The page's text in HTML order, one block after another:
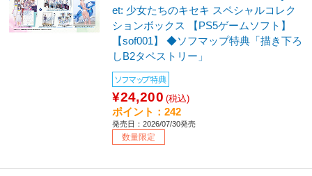
et: 少女たちのキセキ スペシャルコレク
ションボックス 【PS5ゲームソフト】
【sof001】 ◆ソフマップ特典「描き下ろ
しB2タペストリー」
ソフマップ特典
¥24,200 (税込)
ポイント：242
発売日：2026/07/30発売
数量限定